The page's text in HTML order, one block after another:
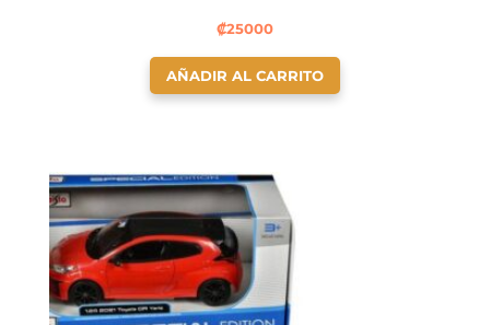
₡25000
AÑADIR AL CARRITO